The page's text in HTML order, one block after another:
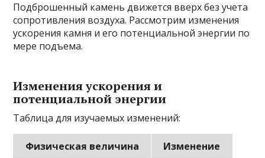
Подброшенный камень движется вверх без учета
сопротивления воздуха. Рассмотрим изменения
ускорения камня и его потенциальной энергии по
мере подъема.
Изменения ускорения и
потенциальной энергии
Таблица для изучаемых изменений:
Физическая величина
Изменение